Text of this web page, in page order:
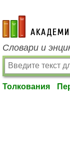
academic.ru
Словари и
Толкования